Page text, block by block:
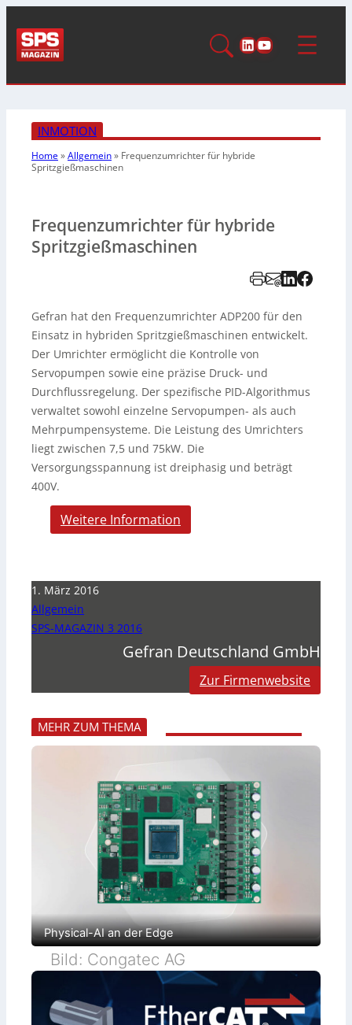
LinkedIn
YouTube
INMOTION
Home»Allgemein» Frequenzumrichter für hybride
Spritzgießmaschinen
Frequenzumrichter für hybride
Spritzgießmaschinen
Gefran hat den Frequenzumrichter ADP200 für den
Einsatz in hybriden Spritzgießmaschinen entwickelt.
Der Umrichter ermöglicht die Kontrolle von
Servopumpen sowie eine präzise Druck- und
Durchflussregelung. Der spezifische PID-Algorithmus
verwaltet sowohl einzelne Servopumpen- als auch
Mehrpumpensysteme. Die Leistung des Umrichters
liegt zwischen 7,5 und 75kW. Die
Versorgungsspannung ist dreiphasig und beträgt
400V.
Weitere Information
1. März 2016
Allgemein
SPS-MAGAZIN 3 2016
Gefran Deutschland GmbH
Zur Firmenwebsite
MEHR ZUM THEMA
Physical-AI an der Edge
Bild: Congatec AG